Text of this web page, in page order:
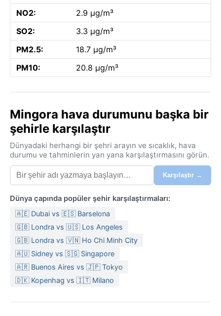
NO2:
2.9 µg/m³
SO2:
3.3 µg/m³
PM2.5:
18.7 µg/m³
PM10:
20.8 µg/m³
Mingora hava durumunu başka bir
şehirle karşılaştır
Dünyadaki herhangi bir şehri arayın ve sıcaklık, hava
durumu ve tahminlerin yan yana karşılaştırmasını görün.
Karşılaştır →
Dünya çapında popüler şehir karşılaştırmaları:
🇦🇪 Dubai vs 🇪🇸 Barselona
🇬🇧 Londra vs 🇺🇸 Los Angeles
🇬🇧 Londra vs 🇻🇳 Ho Chi Minh City
🇦🇺 Sidney vs 🇸🇬 Singapore
🇦🇷 Buenos Aires vs 🇯🇵 Tokyo
🇩🇰 Kopenhag vs 🇮🇹 Milano